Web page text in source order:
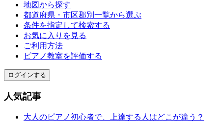
地図から探す
都道府県・市区郡別一覧から選ぶ
条件を指定して検索する
お気に入りを見る
ご利用方法
ピアノ教室を評価する
ログインする
人気記事
大人のピアノ初心者で、上達する人はどこが違う？